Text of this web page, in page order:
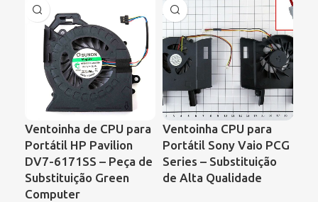
Ventoinha de CPU para
Portátil HP Pavilion
DV7-6171SS – Peça de
Substituição Green
Computer
Ventoinha CPU para
Portátil Sony Vaio PCG
Series – Substituição
de Alta Qualidade